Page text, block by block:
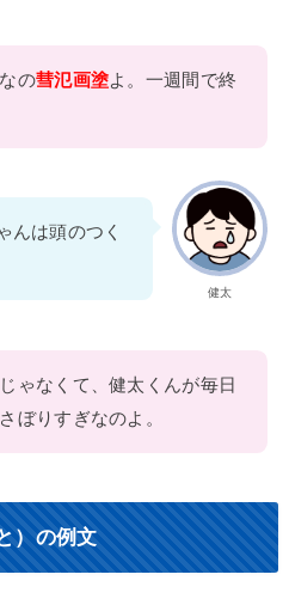
の彗氾画塗よ。一週間で終
健太
んは頭のつく
ゃなくて、健太くんが毎日
ぼりすぎなのよ。
）の例文